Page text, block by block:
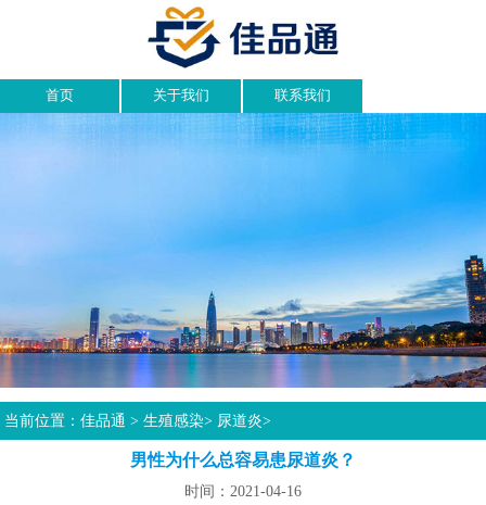
首页 关于我们 联系我们
当前位置：佳品通 >生殖感染> 尿道炎>
男性为什么总容易患尿道炎？
时间：2021-04-16